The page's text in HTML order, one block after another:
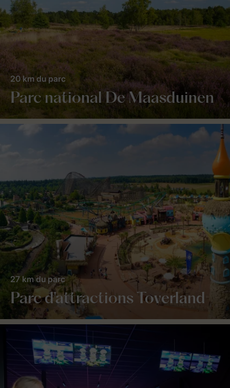
Parc national De Maasduinen
20 km du parc
Parc d'attractions Toverland
27 km du parc